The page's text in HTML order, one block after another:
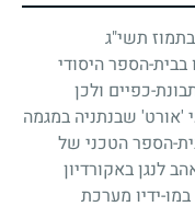
תשי"ג
הספר היסודי
כפיים ולכן
'אורט' שבנתניה במגמה
הספר הטכני של
לנגן באקורדיון
ידיו מערכת